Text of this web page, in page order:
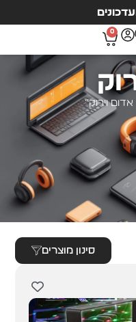
0
וירוק”
סינון מוצרים